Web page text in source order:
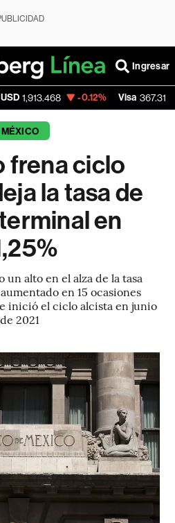
Ingresar
-0.12% Visa 367.31 -0.33%
MÉXICO
frena ciclo
la tasa de
en
alto en el alza de la tasa
en 15 ocasiones
inició el ciclo alcista en junio
de 2021